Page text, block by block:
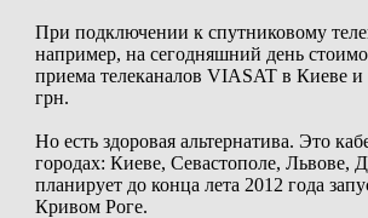
При подключении к спутниковому
например, на сегодняшний день
приема телеканалов VIASAT в Киеве
грн.
Но есть здоровая альтернатива. Это
городах: Киеве, Севастополе,
планирует до конца лета 2012 года
Кривом Роге.